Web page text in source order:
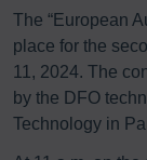
The “European
place for the
11, 2024. The
by the DFO
Technology in